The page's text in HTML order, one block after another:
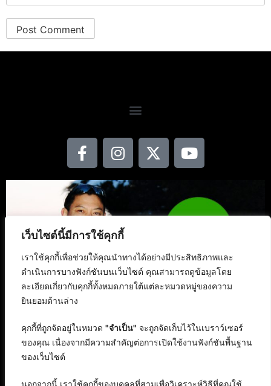
เว็บไซต์นี้มีการใช้คุกกี้
เราใช้คุกกี้เพื่อช่วยให้คุณนำทางได้อย่างมีประสิทธิภาพและ
ดำเนินการบางฟังก์ชันบนเว็บไซต์ คุณสามารถดูข้อมูลโดย
ละเอียดเกี่ยวกับคุกกี้ทั้งหมดภายใต้แต่ละหมวดหมู่ของความ
ยินยอมด้านล่าง
คุกกี้ที่ถูกจัดอยู่ในหมวด "จำเป็น" จะถูกจัดเก็บไว้ในเบราว์เซอร์
ของคุณ เนื่องจากมีความสำคัญต่อการเปิดใช้งานฟังก์ชันพื้นฐาน
ของเว็บไซต์
นอกจากนี้ เราใช้คุกกี้ของบุคคลที่สามเพื่อวิเคราะห์วิธีที่คุณใช้